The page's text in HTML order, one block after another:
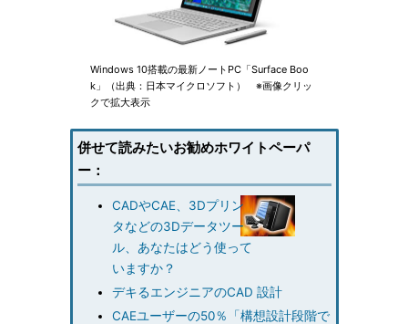
Windows 10搭載の最新ノートPC「Surface Boo
k」（出典：日本マイクロソフト） ※画像クリッ
クで拡大表示
併せて読みたいお勧めホワイトペーパ
ー：
CADやCAE、3Dプリン
タなどの3Dデータツー
ル、あなたはどう使って
いますか？
デキるエンジニアのCAD 設計
CAEユーザーの50％「構想設計段階で